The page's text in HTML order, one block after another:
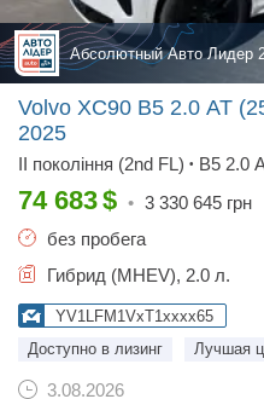
Абсолютный Авто Лидер
Volvo XC90 B5 2.0 AT
2025
II покоління (2nd FL) • B5 2.0
74 683$ • 3 330 645 грн
без пробега
Гибрид (MHEV), 2.0 л.
YV1LFM1VxT1xxxx65
Доступно в лизинг
Лучшая
3.08.2026